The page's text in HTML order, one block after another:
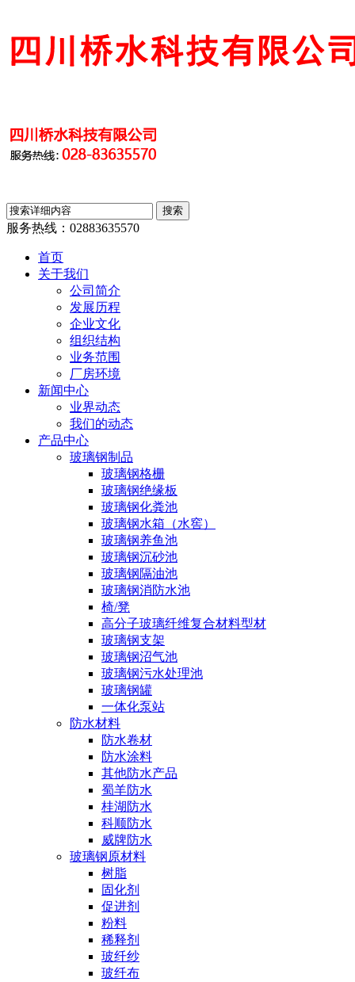
服务热线： 02883635570
首页
关于我们
公司简介
发展历程
企业文化
组织结构
业务范围
厂房环境
新闻中心
业界动态
我们的动态
产品中心
玻璃钢制品
玻璃钢格栅
玻璃钢绝缘板
玻璃钢化粪池
玻璃钢水箱（水窖）
玻璃钢养鱼池
玻璃钢沉砂池
玻璃钢隔油池
玻璃钢消防水池
椅/凳
高分子玻璃纤维复合材料型材
玻璃钢支架
玻璃钢沼气池
玻璃钢污水处理池
玻璃钢罐
一体化泵站
防水材料
防水卷材
防水涂料
其他防水产品
蜀羊防水
桂湖防水
科顺防水
威牌防水
玻璃钢原材料
树脂
固化剂
促进剂
粉料
稀释剂
玻纤纱
玻纤布